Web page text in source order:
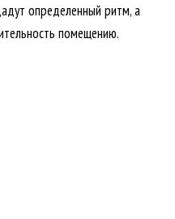
определенный ритм, а
помещению.